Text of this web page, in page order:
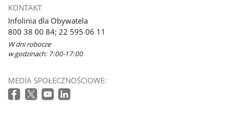
KONTAKT
Infolinia dla Obywatela
800 38 00 84; 22 595 06 11
W dni robocze
w godzinach: 7:00-17:00
MEDIA SPOŁECZNOŚCIOWE: